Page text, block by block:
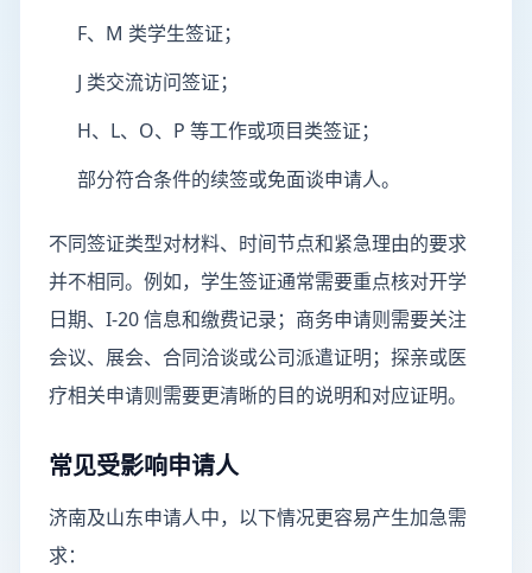
F、M 类学生签证；
J 类交流访问签证；
H、L、O、P 等工作或项目类签证；
部分符合条件的续签或免面谈申请人。
不同签证类型对材料、时间节点和紧急理由的要求
并不相同。例如，学生签证通常需要重点核对开学
日期、I-20 信息和缴费记录；商务申请则需要关注
会议、展会、合同洽谈或公司派遣证明；探亲或医
疗相关申请则需要更清晰的目的说明和对应证明。
常见受影响申请人
济南及山东申请人中，以下情况更容易产生加急需
求：